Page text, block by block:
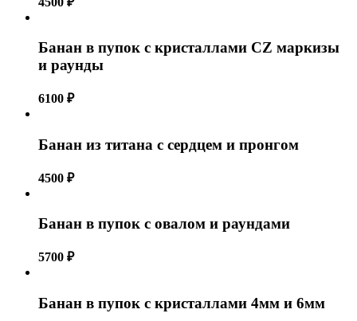
Банан в пупок с кристаллами CZ маркизы
и раунды
6100 ₽
Банан из титана с сердцем и пронгом
4500 ₽
Банан в пупок с овалом и раундами
5700 ₽
Банан в пупок с кристаллами 4мм и 6мм